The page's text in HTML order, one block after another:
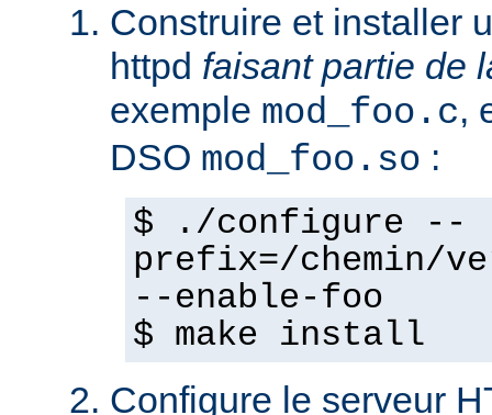
Construire et installer
httpd faisant partie de
exemple mod_foo.c,
DSO mod_foo.so :
$ ./configure --
prefix=/chemin/
--enable-foo
$ make install
Configure le serveur